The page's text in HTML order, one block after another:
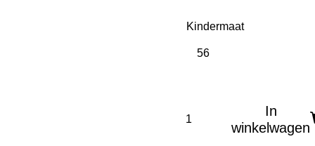
Kindermaat
In
winkelwagen